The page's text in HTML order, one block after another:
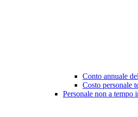
Conto annuale
Costo personale
Personale non a tempo